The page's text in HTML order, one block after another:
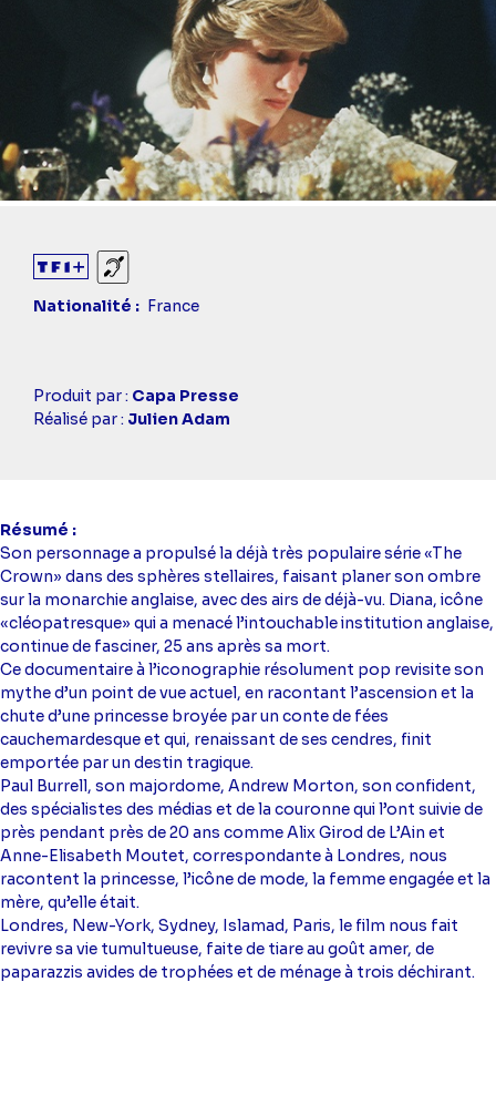
Sourds et malentendants
Nationalité
France
Casting
simba
Produit par : Capa Presse
Réalisé par : Julien Adam
Résumé
Son personnage a propulsé la déjà très populaire série «The
Crown» dans des sphères stellaires, faisant planer son ombre
sur la monarchie anglaise, avec des airs de déjà-vu. Diana, icône
«cléopatresque» qui a menacé l’intouchable institution anglaise,
continue de fasciner, 25 ans après sa mort.
Ce documentaire à l’iconographie résolument pop revisite son
mythe d’un point de vue actuel, en racontant l’ascension et la
chute d’une princesse broyée par un conte de fées
cauchemardesque et qui, renaissant de ses cendres, finit
emportée par un destin tragique.
Paul Burrell, son majordome, Andrew Morton, son confident,
des spécialistes des médias et de la couronne qui l’ont suivie de
près pendant près de 20 ans comme Alix Girod de L’Ain et
Anne-Elisabeth Moutet, correspondante à Londres, nous
racontent la princesse, l’icône de mode, la femme engagée et la
mère, qu’elle était.
Londres, New-York, Sydney, Islamad, Paris, le film nous fait
revivre sa vie tumultueuse, faite de tiare au goût amer, de
paparazzis avides de trophées et de ménage à trois déchirant.